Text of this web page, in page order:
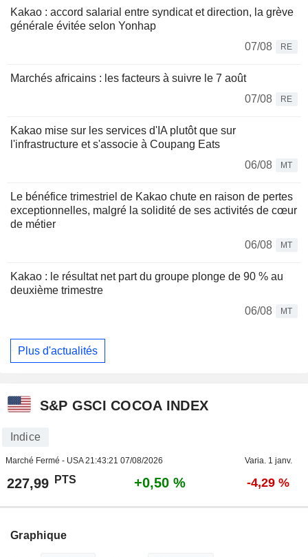
Kakao : accord salarial entre syndicat et direction, la grève
générale évitée selon Yonhap
07/08
RE
Marchés africains : les facteurs à suivre le 7 août
07/08
RE
Kakao mise sur les services d'IA plutôt que sur
l'infrastructure et s'associe à Coupang Eats
06/08
MT
Le bénéfice trimestriel de Kakao chute en raison de pertes
exceptionnelles, malgré la solidité de ses activités de cœur
de métier
06/08
MT
Kakao : le résultat net part du groupe plonge de 90 % au
deuxième trimestre
06/08
MT
Plus d'actualités
S&P GSCI COCOA INDEX
Indice
Marché Fermé - USA21:43:21 07/08/2026 Varia. 1 janv.
227,99 PTS +0,50 % -4,29 %
Graphique